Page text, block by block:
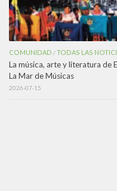
COMUNIDAD /TODAS LAS
La música, arte y literatura de
La Mar de Músicas
2026-07-15